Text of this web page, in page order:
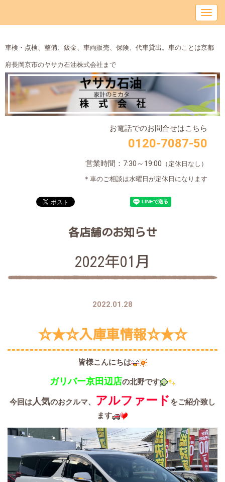
車検・点検、整備、鈑金、車両販売、保険、代車貸出。車のことは京都
府長岡京市のヤサカ石油株式会社まで
お電話でのお問合せはこちら
0120-7087-50
営業時間：7:30～19:00 （定休日なし）
＊車のご相談は水曜日が定休日になります
各店舗のお知らせ
2022年01月
2022.01.28
☆★☆入庫車情報☆★☆
皆様こんにちは
ガリバー京田辺店の北野です
今回は人気のおクルマ、 アルファード をご紹介致し
ます